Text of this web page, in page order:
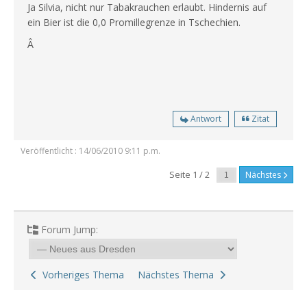
Ja Silvia, nicht nur Tabakrauchen erlaubt. Hindernis auf
ein Bier ist die 0,0 Promillegrenze in Tschechien.
Â
Antwort Zitat
Veröffentlicht : 14/06/2010 9:11 p.m.
Seite 1 / 2 Nächstes
Forum Jump:
Vorheriges Thema Nächstes Thema